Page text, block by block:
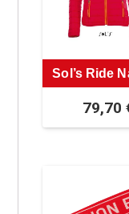
Sol’s Ride
79,70